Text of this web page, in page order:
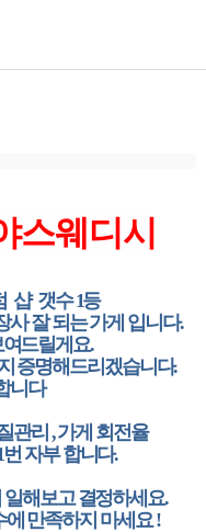
스웨디시
샵 갯수 1등
사 잘 되는 가게 입니다.
드릴게요.
증명해드리겠습니다.
니다
관리 , 가게 회전율
자부 합니다.
해보고 결정하세요.
만족하지 마세요 !